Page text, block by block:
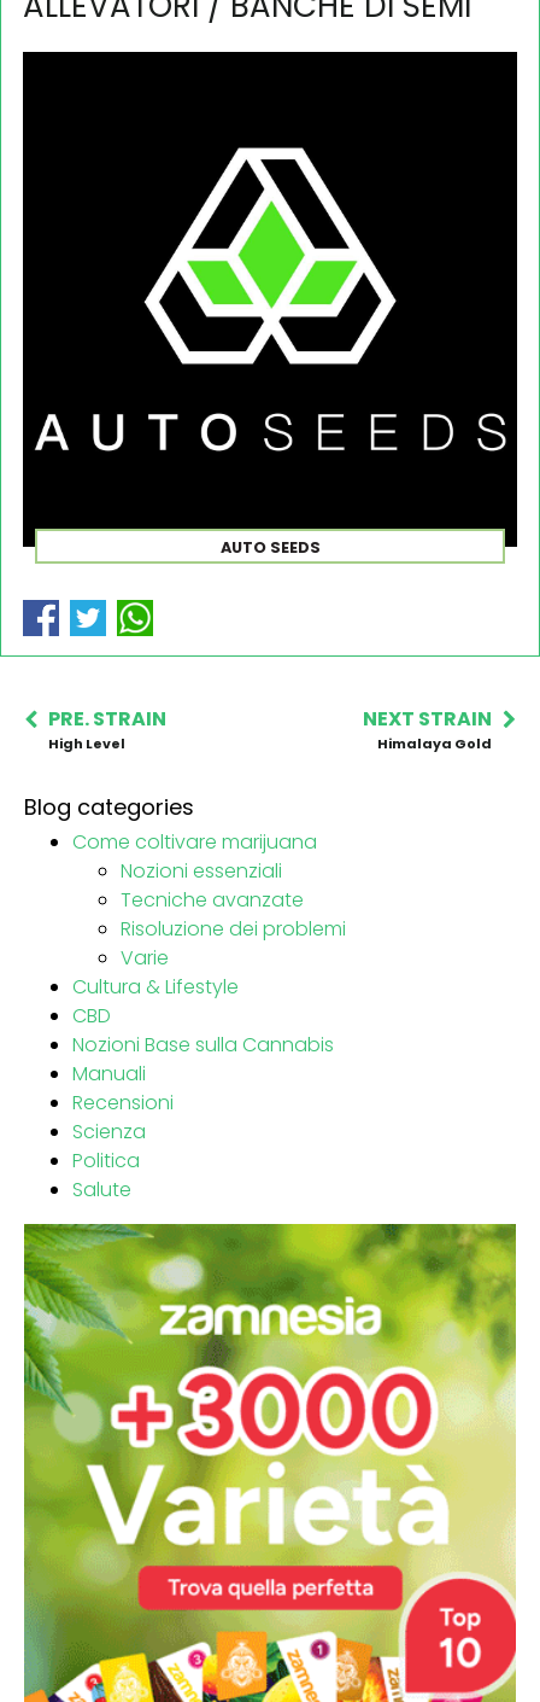
AUTO SEEDS
PRE. STRAIN
High Level
NEXT STRAIN
Himalaya Gold
Blog categories
Come coltivare marijuana
Nozioni essenziali
Tecniche avanzate
Risoluzione dei problemi
Varie
Cultura & Lifestyle
CBD
Nozioni Base sulla Cannabis
Manuali
Recensioni
Scienza
Politica
Salute